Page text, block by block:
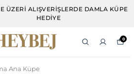
ALIŞVERIŞLERDE DAMLA KÜPE
HEDIYE
0
Ana Küpe